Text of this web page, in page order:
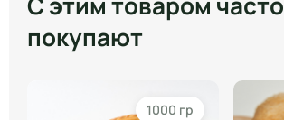
покупают
1000 гр